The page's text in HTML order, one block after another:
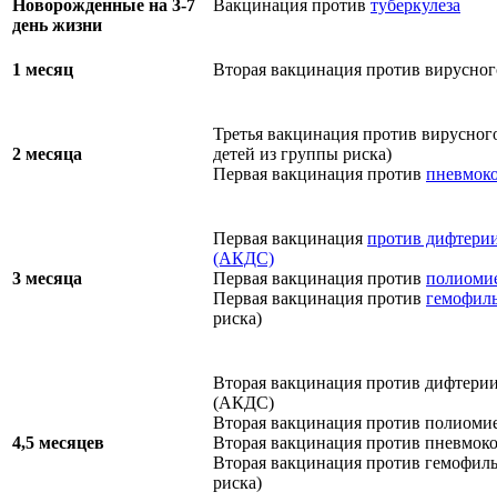
Новорожденные на 3-7
день жизни
Вакцинация против туберкулеза
1 месяц Вторая вакцинация против
2 месяца
Третья вакцинация против
детей из группы риска)
Первая вакцинация против
3 месяца
Первая вакцинация против
(АКДС)
Первая вакцинация против
Первая вакцинация против
риска)
4,5 месяцев
Вторая вакцинация против
(АКДС)
Вторая вакцинация против
Вторая вакцинация против
Вторая вакцинация против
риска)